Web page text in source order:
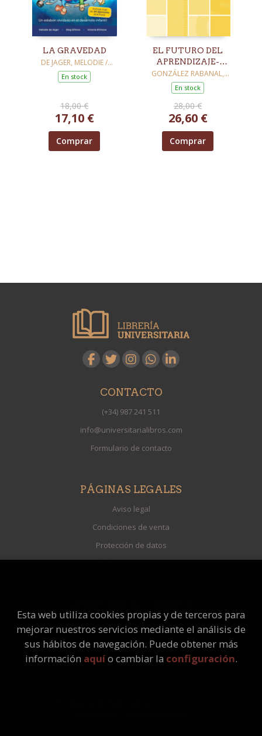
LA GRAVEDAD
DE JAGER, MELODIE /
EFIMOV, OLEG / EFIMOVA,
VICTORIA
En stock
18,00 €
17,10 €
Comprar
EL FUTURO DEL
APRENDIZAJE-
SERVICIO
GONZÁLEZ RABANAL,
MIRYAM DE LA
CONCEPCIÓN
En stock
28,00 €
26,60 €
Comprar
CONTACTO
(+34) 987 241 511
info@universitarialibros.com
Formulario de contacto
PÁGINAS LEGALES
Aviso legal
Condiciones de venta
Protección de datos
Política de Cookies
Quiénes somos
Pedidos especiales
Esta web utiliza cookies propias y de terceros para
mejorar nuestros servicios mediante el análisis de
sus hábitos de navegación. Puede obtener más
información aquío cambiar la configuración.